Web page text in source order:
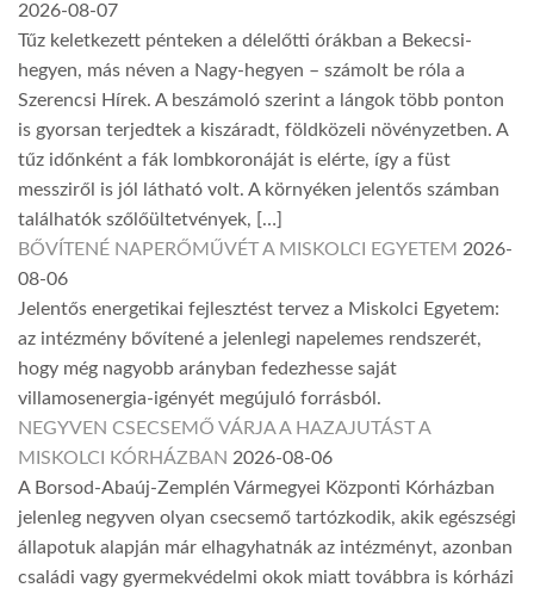
2026-08-07
Tűz keletkezett pénteken a délelőtti órákban a Bekecsi-
hegyen, más néven a Nagy-hegyen – számolt be róla a
Szerencsi Hírek. A beszámoló szerint a lángok több ponton
is gyorsan terjedtek a kiszáradt, földközeli növényzetben. A
tűz időnként a fák lombkoronáját is elérte, így a füst
messziről is jól látható volt. A környéken jelentős számban
találhatók szőlőültetvények, […]
BŐVÍTENÉ NAPERŐMŰVÉT A MISKOLCI EGYETEM 2026-
08-06
Jelentős energetikai fejlesztést tervez a Miskolci Egyetem:
az intézmény bővítené a jelenlegi napelemes rendszerét,
hogy még nagyobb arányban fedezhesse saját
villamosenergia-igényét megújuló forrásból.
NEGYVEN CSECSEMŐ VÁRJA A HAZAJUTÁST A
MISKOLCI KÓRHÁZBAN 2026-08-06
A Borsod-Abaúj-Zemplén Vármegyei Központi Kórházban
jelenleg negyven olyan csecsemő tartózkodik, akik egészségi
állapotuk alapján már elhagyhatnák az intézményt, azonban
családi vagy gyermekvédelmi okok miatt továbbra is kórházi